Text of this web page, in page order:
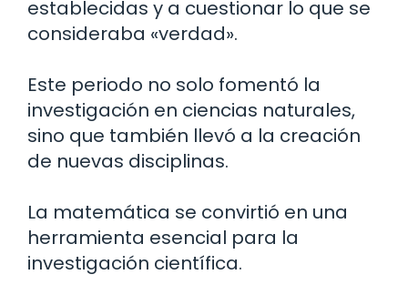
establecidas y a cuestionar lo que se
consideraba «verdad».
Este periodo no solo fomentó la
investigación en ciencias naturales,
sino que también llevó a la creación
de nuevas disciplinas.
La matemática se convirtió en una
herramienta esencial para la
investigación científica.